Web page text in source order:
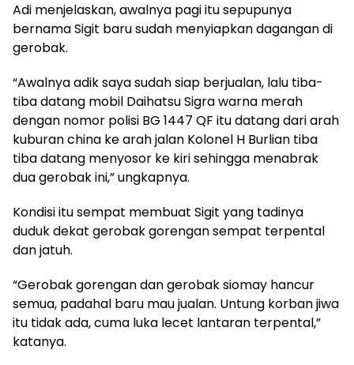
Adi menjelaskan, awalnya pagi itu sepupunya
bernama Sigit baru sudah menyiapkan dagangan di
gerobak.
“Awalnya adik saya sudah siap berjualan, lalu tiba-
tiba datang mobil Daihatsu Sigra warna merah
dengan nomor polisi BG 1447 QF itu datang dari arah
kuburan china ke arah jalan Kolonel H Burlian tiba
tiba datang menyosor ke kiri sehingga menabrak
dua gerobak ini,” ungkapnya.
Kondisi itu sempat membuat Sigit yang tadinya
duduk dekat gerobak gorengan sempat terpental
dan jatuh.
“Gerobak gorengan dan gerobak siomay hancur
semua, padahal baru mau jualan. Untung korban jiwa
itu tidak ada, cuma luka lecet lantaran terpental,”
katanya.